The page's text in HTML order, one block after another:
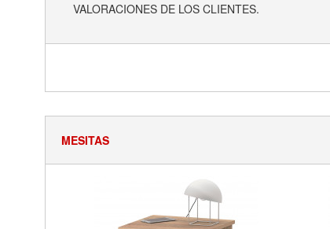
VALORACIONES DE LOS CLIENTES.
MESITAS